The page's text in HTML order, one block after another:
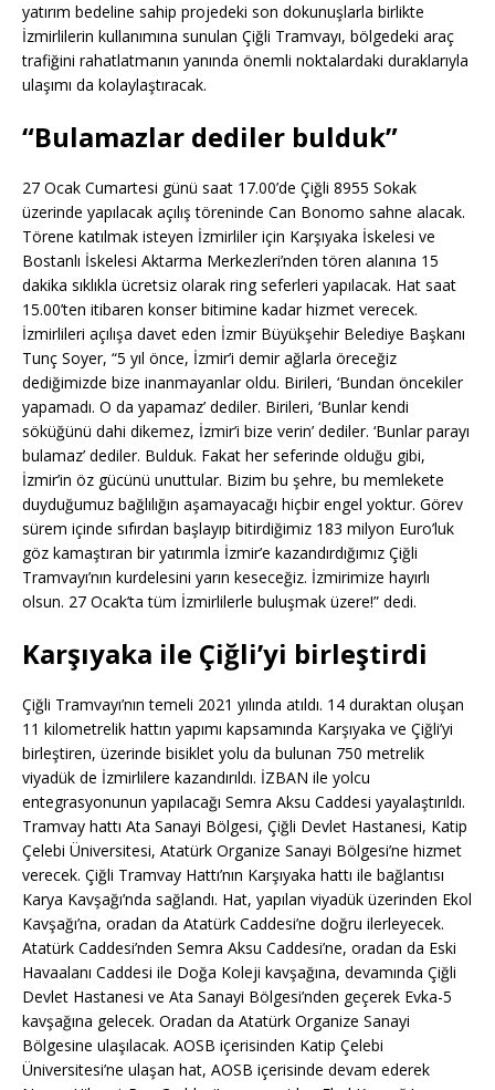
yatırım bedeline sahip projedeki son dokunuşlarla birlikte
İzmirlilerin kullanımına sunulan Çiğli Tramvayı, bölgedeki araç
trafiğini rahatlatmanın yanında önemli noktalardaki duraklarıyla
ulaşımı da kolaylaştıracak.
“Bulamazlar dediler bulduk”
27 Ocak Cumartesi günü saat 17.00’de Çiğli 8955 Sokak
üzerinde yapılacak açılış töreninde Can Bonomo sahne alacak.
Törene katılmak isteyen İzmirliler için Karşıyaka İskelesi ve
Bostanlı İskelesi Aktarma Merkezleri’nden tören alanına 15
dakika sıklıkla ücretsiz olarak ring seferleri yapılacak. Hat saat
15.00’ten itibaren konser bitimine kadar hizmet verecek.
İzmirlileri açılışa davet eden İzmir Büyükşehir Belediye Başkanı
Tunç Soyer, “5 yıl önce, İzmir’i demir ağlarla öreceğiz
dediğimizde bize inanmayanlar oldu. Birileri, ‘Bundan öncekiler
yapamadı. O da yapamaz’ dediler. Birileri, ‘Bunlar kendi
söküğünü dahi dikemez, İzmir’i bize verin’ dediler. ‘Bunlar parayı
bulamaz’ dediler. Bulduk. Fakat her seferinde olduğu gibi,
İzmir’in öz gücünü unuttular. Bizim bu şehre, bu memlekete
duyduğumuz bağlılığın aşamayacağı hiçbir engel yoktur. Görev
sürem içinde sıfırdan başlayıp bitirdiğimiz 183 milyon Euro’luk
göz kamaştıran bir yatırımla İzmir’e kazandırdığımız Çiğli
Tramvayı’nın kurdelesini yarın keseceğiz. İzmirimize hayırlı
olsun. 27 Ocak’ta tüm İzmirlilerle buluşmak üzere!” dedi.
Karşıyaka ile Çiğli’yi birleştirdi
Çiğli Tramvayı’nın temeli 2021 yılında atıldı. 14 duraktan oluşan
11 kilometrelik hattın yapımı kapsamında Karşıyaka ve Çiğli’yi
birleştiren, üzerinde bisiklet yolu da bulunan 750 metrelik
viyadük de İzmirlilere kazandırıldı. İZBAN ile yolcu
entegrasyonunun yapılacağı Semra Aksu Caddesi yayalaştırıldı.
Tramvay hattı Ata Sanayi Bölgesi, Çiğli Devlet Hastanesi, Katip
Çelebi Üniversitesi, Atatürk Organize Sanayi Bölgesi’ne hizmet
verecek. Çiğli Tramvay Hattı’nın Karşıyaka hattı ile bağlantısı
Karya Kavşağı’nda sağlandı. Hat, yapılan viyadük üzerinden Ekol
Kavşağı’na, oradan da Atatürk Caddesi’ne doğru ilerleyecek.
Atatürk Caddesi’nden Semra Aksu Caddesi’ne, oradan da Eski
Havaalanı Caddesi ile Doğa Koleji kavşağına, devamında Çiğli
Devlet Hastanesi ve Ata Sanayi Bölgesi’nden geçerek Evka-5
kavşağına gelecek. Oradan da Atatürk Organize Sanayi
Bölgesine ulaşılacak. AOSB içerisinden Katip Çelebi
Üniversitesi’ne ulaşan hat, AOSB içerisinde devam ederek